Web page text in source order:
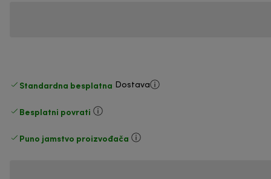
Standardna besplatna Dostava
Besplatni povrati
Puno jamstvo proizvođača